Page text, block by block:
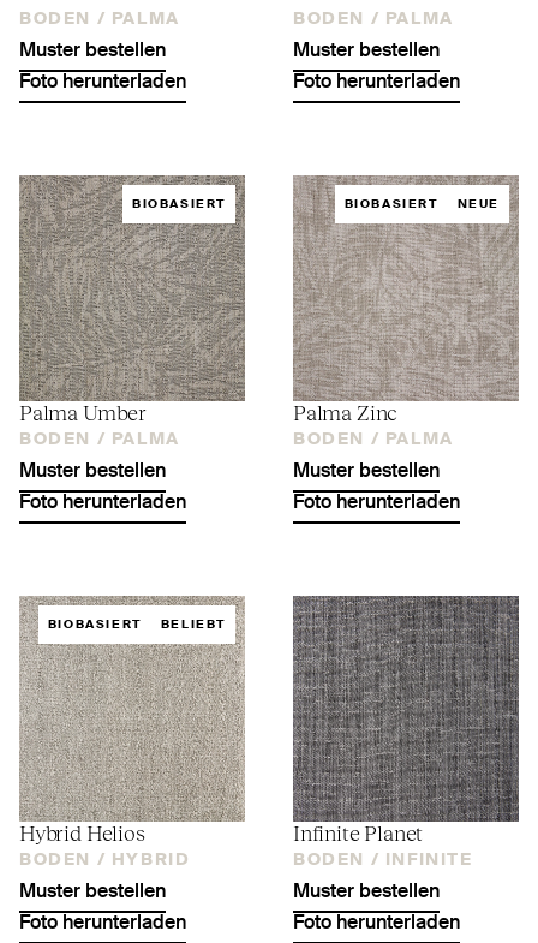
BODEN / PALMA
Muster bestellen
Foto herunterladen
BODEN / PALMA
Muster bestellen
Foto herunterladen
BIOBASIERT
Palma Umber
BODEN / PALMA
Muster bestellen
Foto herunterladen
BIOBASIERT NEUE
Palma Zinc
BODEN / PALMA
Muster bestellen
Foto herunterladen
BIOBASIERT BELIEBT
Hybrid Helios
BODEN / HYBRID
Muster bestellen
Foto herunterladen
Infinite Planet
BODEN / INFINITE
Muster bestellen
Foto herunterladen